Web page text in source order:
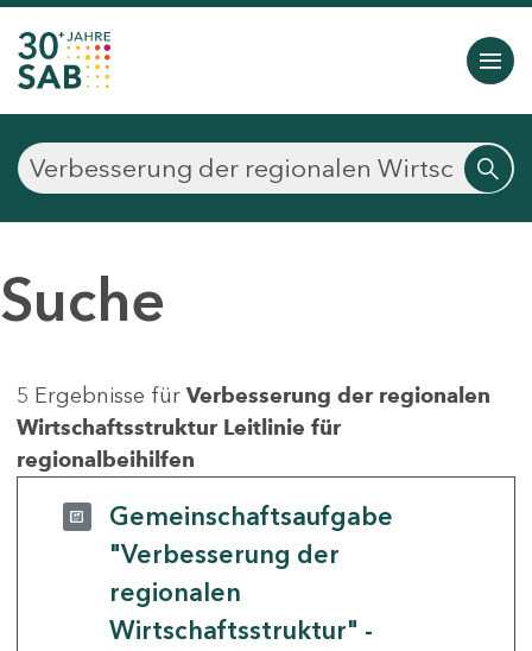
Suche
5 Ergebnisse für Verbesserung der regionalen
Wirtschaftsstruktur Leitlinie für
regionalbeihilfen
Gemeinschaftsaufgabe
"Verbesserung der
regionalen
Wirtschaftsstruktur" -